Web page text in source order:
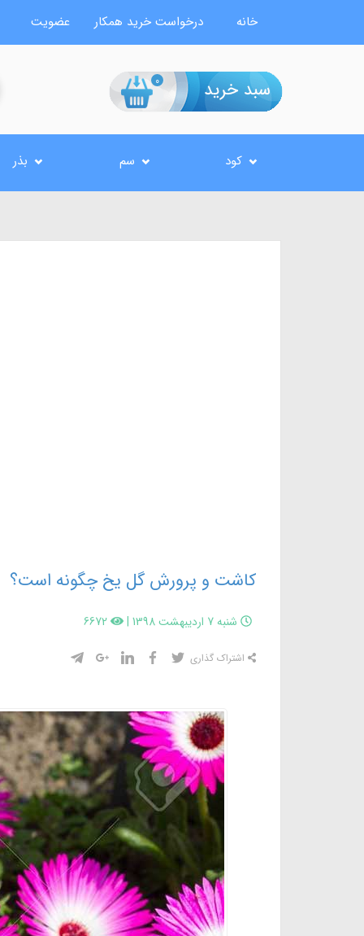
عضویت درخواست خرید همکار خانه
0
کود سم بذر
کاشت و پرورش گل یخ چگونه است؟
شنبه 7 اردیبهشت 1398 |
6672
اشتراک گذاری